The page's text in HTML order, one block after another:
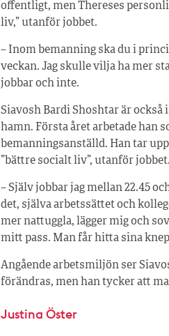
offentligt, men Thereses
liv,” utanför jobbet.
– Inom bemanning ska du i
veckan. Jag skulle vilja ha mer
jobbar och inte.
Siavosh Bardi Shoshtar är
hamn. Första året arbetade han
bemanningsanställd. Han tar
”bättre socialt liv”, utanför jobbet.
– Själv jobbar jag mellan 22.45
det, själva arbetssättet och
mer nattuggla, lägger mig och
mitt pass. Man får hitta sina
Angående arbetsmiljön ser
förändras, men han tycker att
Justina Öster